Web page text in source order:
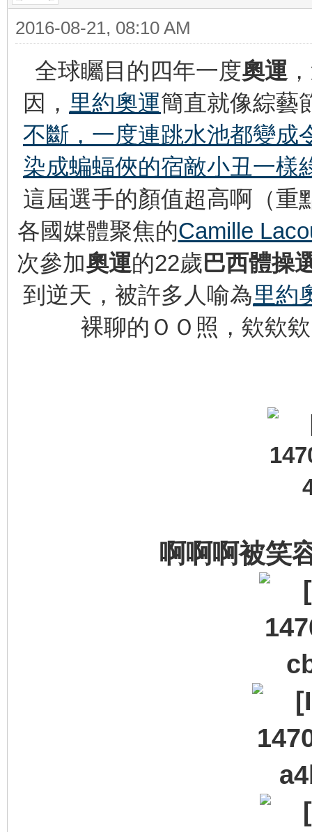
2016-08-21, 08:10 AM
全球矚目的四年一度奧運
因， 里約奧運簡直就像綜藝
不斷，一度連跳水池都變成
染成蝙蝠俠的宿敵小丑一樣
這屆選手的顏值超高啊（重
各國媒體聚焦的Camille
次參加奧運的22歲巴西體操
到逆天，被許多人喻為里約
裸聊的ＯＯ照，欸欸
啊啊啊被笑